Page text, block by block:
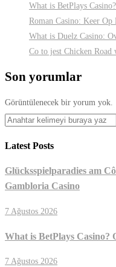
What is BetPlays
Roman Casino: Keer Op
What is Duelz Casino:
Co to jest Chicken Road
Son yorumlar
Görüntülenecek bir yorum yok.
Latest Posts
Glücksspielparadies am
Gambloria Casino
7 Ağustos 2026
What is BetPlays
7 Ağustos 2026